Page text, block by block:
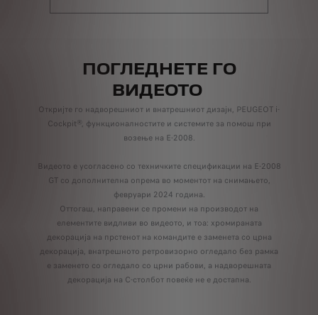
ПОГЛЕДНЕТЕ ГО
ВИДЕОТО
Откријте го надворешниот и внатрешниот дизајн, PEUGEOT i-
Cockpit®, функционалностите и системите за помош при
возење на E-2008.
Видеото е усогласено со техничките спецификации на E-2008
GT со дополнителна опрема во моментот на снимањето,
февруари 2024 година.
Оттогаш, направени се промени на производот на
елементите видливи во видеото, и тоа: хромираната
декорација на прстенот на командите е заменета со црна
декорација, внатрешното ретровизорно огледало без рамка
е заменето со огледало со црни рабови, а надворешната
декорација на C-столбот повеќе не е достапна.